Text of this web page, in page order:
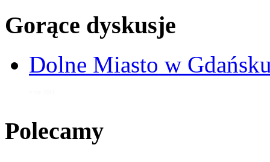
Gorące dyskusje
Dolne Miasto w
Polecamy